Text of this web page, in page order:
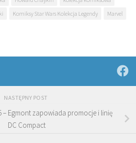
Komiksy Star Wars Kolekcja Legendy
Marvel
NASTĘPNY POST
– Egmont zapowiada promocje i linię
DC Compact